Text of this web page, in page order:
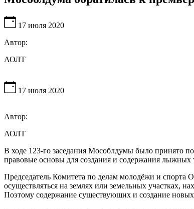
17 июля 2020
Автор:
АОЛТ
17 июля 2020
Автор:
АОЛТ
В ходе 123-го заседания Мособлдумы было принято
правовые основы для создания и содержания лыжных
Председатель Комитета по делам молодёжи и спорта
осуществляться на землях или земельных участках,
Поэтому содержание существующих и создание